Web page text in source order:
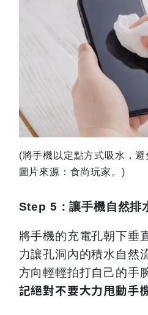
(將手機以定點方式吸水，避
圖片來源：食尚玩家。)
Step 5 ：讓手機自然排
將手機的充電孔朝下垂
力讓孔洞內的積水自然
方向輕輕拍打自己的手
記絕對不要大力甩動手